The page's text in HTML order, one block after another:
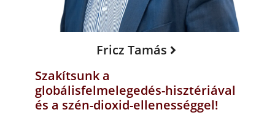
Fricz Tamás
Szakítsunk a
globálisfelmelegedés-hisztériával
és a szén-dioxid-ellenességgel!